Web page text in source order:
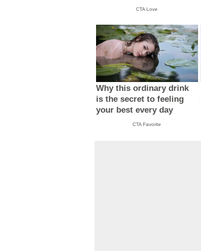
CTA Love
Why this ordinary drink
is the secret to feeling
your best every day
CTA Favorite